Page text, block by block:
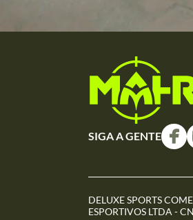
SIGA A GENTE
DELUXE SPORTS
ESPORTIVOS LTDA -